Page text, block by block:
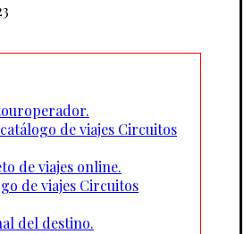
de viajes Circuitos
de viajes online.
de viajes Circuitos
del destino.